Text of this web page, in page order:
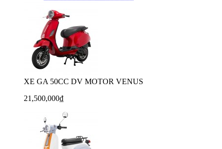
XE GA 50CC DV MOTOR VENUS
21,500,000₫